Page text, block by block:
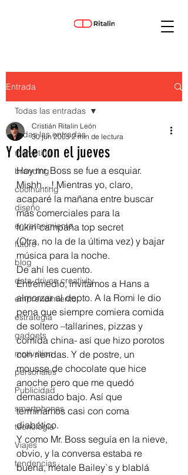
Entrada
Todas las entradas
marketing
branding
coolhunting
diseño
entretenimiento
futuro
blog
data-driven creativity
emprendimiento
estrategia
gadgets
motivation
personales
Publicidad
smartphones
tecnología
Viajes
tendencias
Todas las entradas
Y dale con el jueves
Cristián Ritalin León
30 jun 2005 2 min de lectura
Hoy mr. Boss se fue a esquiar.
Mishh…! Mientras yo, claro,
acaparé la mañana entre buscar
más comerciales para la
fukin`campaña top secret
(Otra, no la de la última vez) y bajar
música para la noche.
De ahí les cuento.
Entremedio, invitamos a Hans a
almorzar al depto. A la Romi le dio
pena que siempre comiera comida
de soltero –tallarines, pizzas y
comida china- así que hizo porotos
con riendas. Y de postre, un
mousse de chocolate que hice
anoche pero que me quedó
demasiado bajo. Así que
terminamos casi con coma
diabético.
Y como Mr. Boss seguía en la nieve,
obvio, y la conversa estaba re
buena, métale Bailey`s y blablá